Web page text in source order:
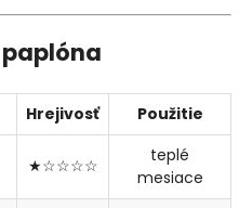
Hrejivosť Použitie
★☆☆☆☆
teplé
mesiace